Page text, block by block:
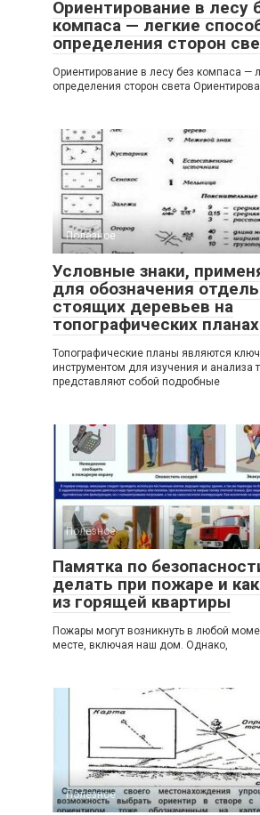
Ориентирование в лесу
компаса — легкие
определения сторон
Ориентирование в лесу без компаса —
определения сторон света
Полезное
Условные знаки,
для обозначения
стоящих деревьев на
топографических планах
Топографические планы являются
инструментом для изучения и анализа
представляют собой подробные
Полезное
Памятка по
делать при пожаре и
из горящей квартиры
Пожары могут возникнуть в любой
месте, включая наш дом. Однако,
Полезное